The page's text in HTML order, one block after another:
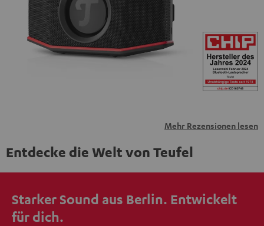
übermittelt werden.
Weitere Informationen sind in der
Datenschutzerklärung unter I zu finden
Mehr Rezensionen lesen
Entdecke die Welt von Teufel
Starker Sound aus Berlin. Entwickelt
für dich.